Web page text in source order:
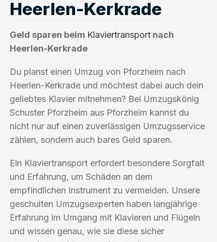
Heerlen-Kerkrade
Geld sparen beim Klaviertransport nach
Heerlen-Kerkrade
Du planst einen Umzug von Pforzheim nach
Heerlen-Kerkrade und möchtest dabei auch dein
geliebtes Klavier mitnehmen? Bei Umzugskönig
Schuster Pforzheim aus Pforzheim kannst du
nicht nur auf einen zuverlässigen Umzugsservice
zählen, sondern auch bares Geld sparen.
Ein Klaviertransport erfordert besondere Sorgfalt
und Erfahrung, um Schäden an dem
empfindlichen Instrument zu vermeiden. Unsere
geschulten Umzugsexperten haben langjährige
Erfahrung im Umgang mit Klavieren und Flügeln
und wissen genau, wie sie diese sicher